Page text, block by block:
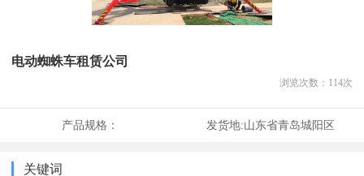
电动蜘蛛车租赁公司
浏览次数： 114次
产品规格： 发货地:山东省青岛城阳区
关键词